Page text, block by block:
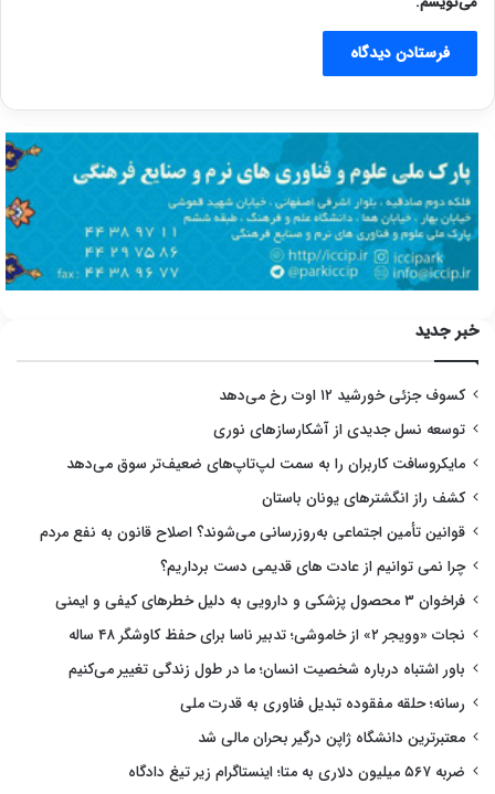
خبر جدید
کسوف جزئی خورشید ۱۲ اوت رخ می‌دهد
توسعه نسل جدیدی از آشکارسازهای نوری
مایکروسافت کاربران را به سمت لپ‌تاپ‌های ضعیف‌تر سوق می‌دهد
کشف راز انگشترهای یونان باستان
قوانین تأمین اجتماعی به‌روزرسانی می‌شوند؟ اصلاح قانون به نفع مردم
چرا نمی توانیم از عادت های قدیمی دست برداریم؟
فراخوان ۳ محصول پزشکی و دارویی به دلیل خطرهای کیفی و ایمنی
نجات «وویجر ۲» از خاموشی؛ تدبیر ناسا برای حفظ کاوشگر ۴۸ ساله
باور اشتباه درباره شخصیت انسان؛ ما در طول زندگی تغییر می‌کنیم
رسانه؛ حلقه مفقوده تبدیل فناوری به قدرت ملی
معتبرترین دانشگاه ژاپن درگیر بحران مالی شد
ضربه ۵۶۷ میلیون دلاری به متا؛ اینستاگرام زیر تیغ دادگاه